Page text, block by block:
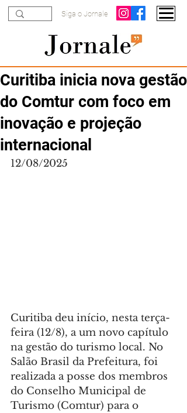
Siga o Jornale
Curitiba inicia nova gestão
do Comtur com foco em
inovação e projeção
internacional
12/08/2025
Curitiba deu início, nesta terça-
feira (12/8), a um novo capítulo
na gestão do turismo local. No
Salão Brasil da Prefeitura, foi
realizada a posse dos membros
do Conselho Municipal de
Turismo (Comtur) para o